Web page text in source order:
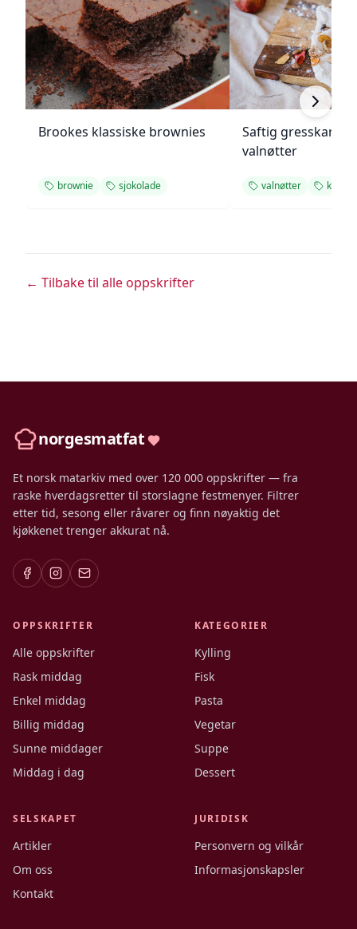
Brookes klassiske brownies
brownie sjokolade
Saftig
valnøtter
valnøtter
← Tilbake til alle oppskrifter
norgesmatfat
Et norsk matarkiv med over 120 000 oppskrifter — fra
raske hverdagsretter til storslagne festmenyer. Filtrer
etter tid, sesong eller råvarer og finn nøyaktig det
kjøkkenet trenger akkurat nå.
OPPSKRIFTER
Alle oppskrifter
Rask middag
Enkel middag
Billig middag
Sunne middager
Middag i dag
KATEGORIER
Kylling
Fisk
Pasta
Vegetar
Suppe
Dessert
SELSKAPET
Artikler
Om oss
Kontakt
JURIDISK
Personvern og vilkår
Informasjonskapsler